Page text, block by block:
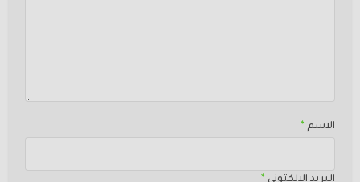
الاسم *
البريد الإلكتوني *